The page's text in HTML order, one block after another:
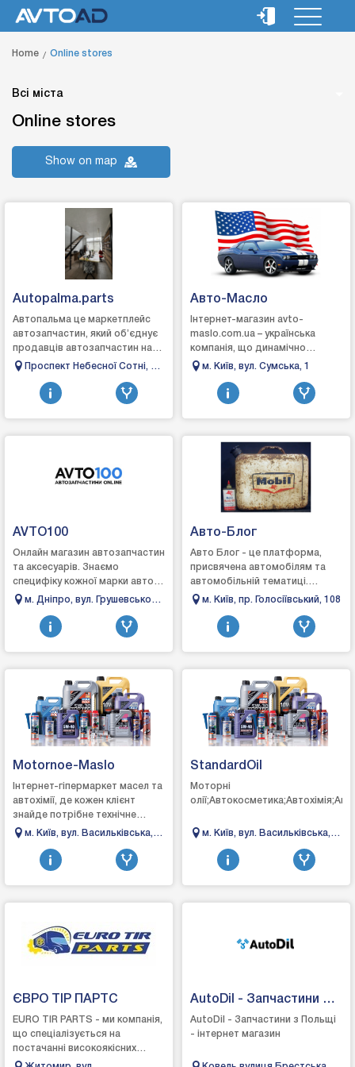
Home Online stores
Всі міста
Online stores
Show on map
Autopalma.parts
Автопальма це маркетплейс
автозапчастин, який об’єднує
продавців автозапчастин на
одній зручній платформі. Ми
спростити по...
Проспект Небесної Сотні, 2А,
Одеса
Авто-Масло
Інтернет-магазин avto-
maslo.com.ua – українська
компанія, що динамічно
розвивається, спеціалізується
українського ринку з пр...
м. Київ, вул. Сумська, 1
AVTO100
Онлайн магазин автозапчастин
та аксесуарів. Знаємо
специфіку кожної марки авто
та підберемо запчастини, які
Швидка доставка,...
м. Дніпро, вул. Грушевського
Авто-Блог
Авто Блог - це платформа,
присвячена автомобілям та
автомобільній тематиці.
Компанія пропонує актуальні
тест-драйви, ...
м. Київ, пр. Голосіївський, 108
Motornoe-Maslo
Інтернет-гіпермаркет масел та
автохімії, де кожен клієнт
знайде потрібне технічне
рішення для свого
компанії – надання ...
м. Київ, вул. Васильківська,
StandardOil
Моторні
м. Київ, вул. Васильківська,
ЄВРО ТІР ПАРТС
EURO TIR PARTS - ми компанія,
що спеціалізується на
постачанні високоякісних
ремкомлектів супортів KNORR,
AutoDil - Запчастини з
Польщі
AutoDil - Запчастини з Польщі
- інтернет магазин